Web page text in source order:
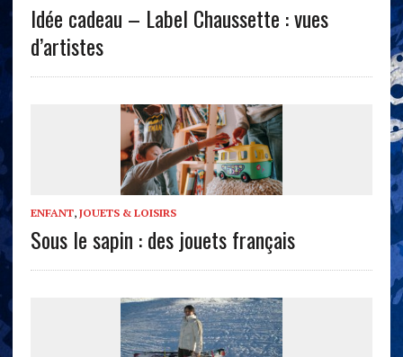
Idée cadeau – Label Chaussette : vues
d’artistes
ENFANT, JOUETS & LOISIRS
Sous le sapin : des jouets français